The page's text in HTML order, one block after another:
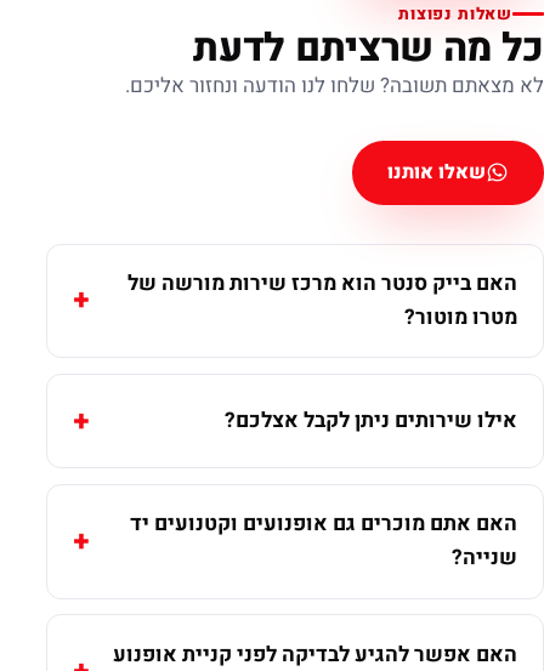
שאלות נפוצות
כל מה שרציתם לדעת
לא מצאתם תשובה? שלחו לנו הודעה ונחזור אליכם.
שאלו אותנו
האם בייק סנטר הוא מרכז שירות מורשה של
מטרו מוטור?
אילו שירותים ניתן לקבל אצלכם?
האם אתם מוכרים גם אופנועים וקטנועים יד
שנייה?
האם אפשר להגיע לבדיקה לפני קניית אופנוע